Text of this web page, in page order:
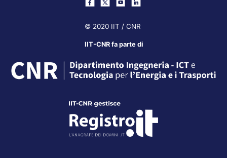
© 2020 IIT / CNR
IIT-CNR fa parte di